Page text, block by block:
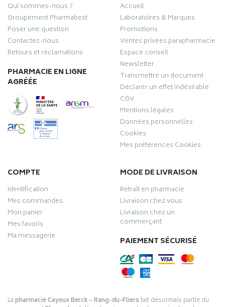
Qui sommes-nous ?
Groupement Pharmabest
Poser une question
Contactez-nous
Retours et réclamations
PHARMACIE EN LIGNE
AGRÉÉE
Accueil
Laboratoires & Marques
Promotions
Ventes privées parapharmacie
Espace conseil
Newsletter
Transmettre un document
Déclarer un effet indésirable
CGV
Mentions légales
Données personnelles
Cookies
Mes préférences Cookies
COMPTE
Identification
Mes commandes
Mon panier
Mes favoris
Ma messagerie
MODE DE LIVRAISON
Retrait en pharmacie
Livraison chez vous
Livraison chez un
commerçant
PAIEMENT SÉCURISÉ
Lapharmacie Cayeux Berck – Rang-du-Fliersfait désormais partie du